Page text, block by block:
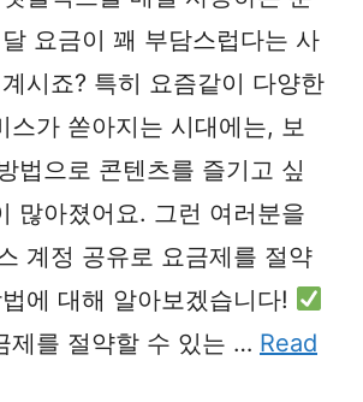
요금이 꽤 부담스럽다는 사
시죠? 특히 요즘같이 다양한
스가 쏟아지는 시대에는, 보
법으로 콘텐츠를 즐기고 싶
많아졌어요. 그런 여러분을
계정 공유로 요금제를 절약
에 대해 알아보겠습니다!
제를 절약할 수 있는 … Read